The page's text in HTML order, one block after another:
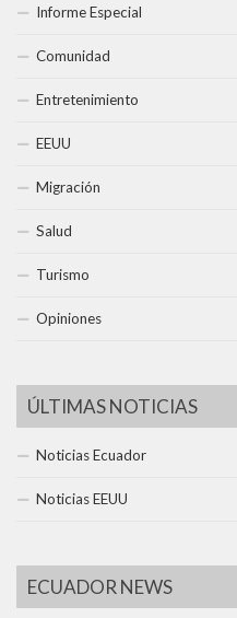
Informe Especial
Comunidad
Entretenimiento
EEUU
Migración
Salud
Turismo
Opiniones
ÚLTIMAS NOTICIAS
Noticias Ecuador
Noticias EEUU
ECUADOR NEWS